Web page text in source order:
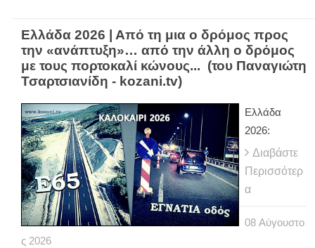
Ελλάδα 2026 | Από τη μια ο δρόμος προς
την «ανάπτυξη»… από την άλλη ο δρόμος
με τους πορτοκαλί κώνους... (του Παναγιώτη
Τσαρτσιανίδη - kozani.tv)
Ελλάδα
2026:
Διαβάστε
Περισσότερ
α
08 Αύγουστο
ς 2026